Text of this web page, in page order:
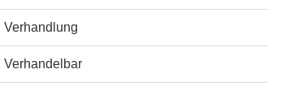
Verhandlung
Verhandelbar